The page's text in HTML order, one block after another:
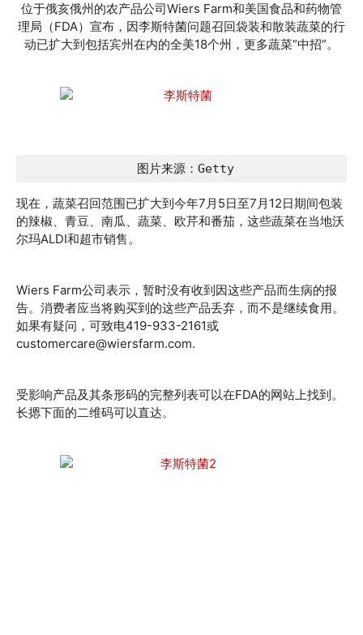
位于俄亥俄州的农产品公司Wiers Farm和美国食品和药物管
理局（FDA）宣布，因李斯特菌问题召回袋装和散装蔬菜的行
动已扩大到包括宾州在内的全美18个州，更多蔬菜“中招”。
图片来源：Getty
现在，蔬菜召回范围已扩大到今年7月5日至7月12日期间包装
的辣椒、青豆、南瓜、蔬菜、欧芹和番茄，这些蔬菜在当地沃
尔玛ALDI和超市销售。
Wiers Farm公司表示，暂时没有收到因这些产品而生病的报
告。消费者应当将购买到的这些产品丢弃，而不是继续食用。
如果有疑问，可致电419-933-2161或
customercare@wiersfarm.com.
受影响产品及其条形码的完整列表可以在FDA的网站上找到。
长摁下面的二维码可以直达。